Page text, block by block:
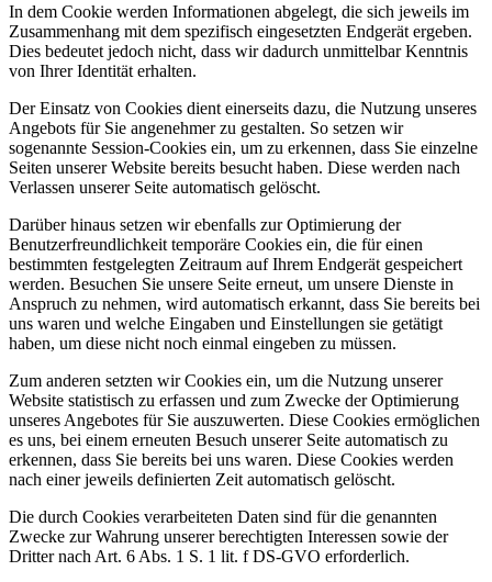
In dem Cookie werden Informationen abgelegt, die sich jeweils im
Zusammenhang mit dem spezifisch eingesetzten Endgerät ergeben.
Dies bedeutet jedoch nicht, dass wir dadurch unmittelbar Kenntnis
von Ihrer Identität erhalten.
Der Einsatz von Cookies dient einerseits dazu, die Nutzung unseres
Angebots für Sie angenehmer zu gestalten. So setzen wir
sogenannte Session-Cookies ein, um zu erkennen, dass Sie einzelne
Seiten unserer Website bereits besucht haben. Diese werden nach
Verlassen unserer Seite automatisch gelöscht.
Darüber hinaus setzen wir ebenfalls zur Optimierung der
Benutzerfreundlichkeit temporäre Cookies ein, die für einen
bestimmten festgelegten Zeitraum auf Ihrem Endgerät gespeichert
werden. Besuchen Sie unsere Seite erneut, um unsere Dienste in
Anspruch zu nehmen, wird automatisch erkannt, dass Sie bereits bei
uns waren und welche Eingaben und Einstellungen sie getätigt
haben, um diese nicht noch einmal eingeben zu müssen.
Zum anderen setzten wir Cookies ein, um die Nutzung unserer
Website statistisch zu erfassen und zum Zwecke der Optimierung
unseres Angebotes für Sie auszuwerten. Diese Cookies ermöglichen
es uns, bei einem erneuten Besuch unserer Seite automatisch zu
erkennen, dass Sie bereits bei uns waren. Diese Cookies werden
nach einer jeweils definierten Zeit automatisch gelöscht.
Die durch Cookies verarbeiteten Daten sind für die genannten
Zwecke zur Wahrung unserer berechtigten Interessen sowie der
Dritter nach Art. 6 Abs. 1 S. 1 lit. f DS-GVO erforderlich.